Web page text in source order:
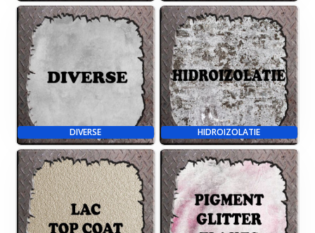
DIVERSE HIDROIZOLATIE